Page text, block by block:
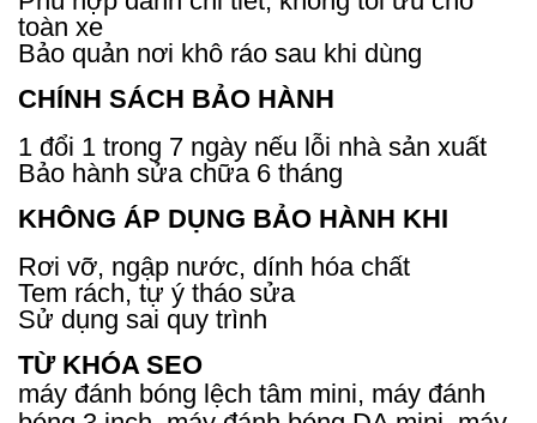
toàn xe
Bảo quản nơi khô ráo sau khi dùng
CHÍNH SÁCH BẢO HÀNH
1 đổi 1 trong 7 ngày nếu lỗi nhà sản xuất
Bảo hành sửa chữa 6 tháng
KHÔNG ÁP DỤNG BẢO HÀNH KHI
Rơi vỡ, ngập nước, dính hóa chất
Tem rách, tự ý tháo sửa
Sử dụng sai quy trình
TỪ KHÓA SEO
máy đánh bóng lệch tâm mini, máy đánh